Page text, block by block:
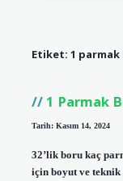
Etiket: 1
1 Parmak
Tarih: Kasım 14, 2024
32’lik boru kaç
için boyut ve teknik